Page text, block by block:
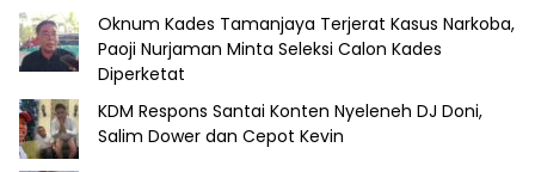
Oknum Kades Tamanjaya Terjerat Kasus Narkoba,
Paoji Nurjaman Minta Seleksi Calon Kades
Diperketat
KDM Respons Santai Konten Nyeleneh DJ Doni,
Salim Dower dan Cepot Kevin